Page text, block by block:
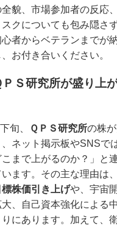
全貌、市場参加者の反応
クについても包み隠さ
者からベテランまでが
お付き合いください。
Ｓ研究所が盛り上
旬、 ＱＰＳ研究所の株
ネット掲示板やSNSで
まで上がるのか？」と
ます。その主な理由は、
株価引き上げや、宇宙
、自己資本強化による
にあります。加えて、